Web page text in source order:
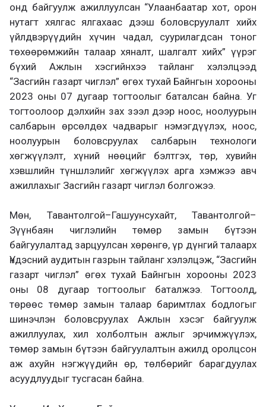
онд байгуулж ажиллуулсан “Улаанбаатар хот, орон
нутагт хялгас ялгахаас дээш боловсруулалт хийх
үйлдвэрүүдийн хүчин чадал, суурилагдсан тоног
төхөөрөмжийн талаар хяналт, шалгалт хийх” үүрэг
бүхий Ажлын хэсгийнхээ тайланг хэлэлцээд
“Засгийн газарт чиглэл” өгөх тухай Байнгын хорооны
2023 оны 07 дугаар тогтоолыг баталсан байна. Уг
тогтоолоор дэлхийн зах зээл дээр ноос, ноолуурын
салбарын өрсөлдөх чадварыг нэмэгдүүлэх, ноос,
ноолуурын боловсруулах салбарын технологи
хөгжүүлэлт, хүний нөөцийг бэлтгэх, төр, хувийн
хэвшлийн түншлэлийг хөгжүүлэх арга хэмжээ авч
ажиллахыг Засгийн газарт чиглэл болгожээ.
Мөн, Тавантолгой–Гашуунсухайт, Тавантолгой–
Зүүнбаян чиглэлийн төмөр замын бүтээн
байгуулалтад зарцуулсан хөрөнгө, үр дүнгий талаарх
Үндэсний аудитын газрын тайланг хэлэлцэж, “Засгийн
газарт чиглэл” өгөх тухай Байнгын хорооны 2023
оны 08 дугаар тогтоолыг баталжээ. Тогтоолд,
төрөөс төмөр замын талаар баримтлах бодлогыг
шинэчлэн боловсруулах Ажлын хэсэг байгуулж
ажиллуулах, хил холболтын ажлыг эрчимжүүлэх,
төмөр замын бүтээн байгуулалтын ажилд оролцсон
аж ахуйн нэгжүүдийн өр, төлбөрийг барагдуулах
асуудлуудыг тусгасан байна.